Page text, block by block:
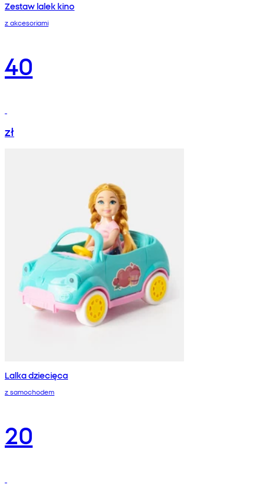
Zestaw lalek kino
z akcesoriami
40
zł
Lalka dziecięca
z samochodem
20